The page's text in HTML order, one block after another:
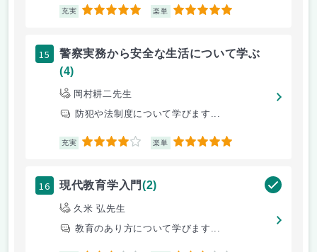
充実 5 楽単 5
15
警察実務から安全な生活について学ぶ
(4)
岡村耕二先生
防犯や法制度について学びます...
充実 4 楽単 5
16 現代教育学入門(2)
久米 弘先生
教育のあり方について学びます...